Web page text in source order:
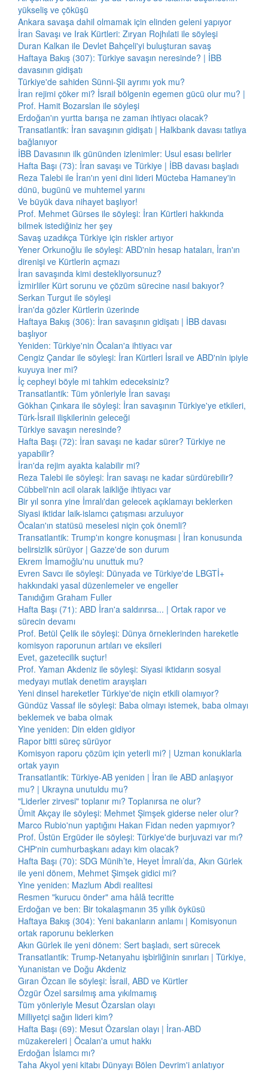
yükseliş ve çöküşü
Ankara savaşa dahil olmamak için elinden geleni yapıyor
İran Savaşı ve Irak Kürtleri: Zıryan Rojhılati ile söyleşi
Duran Kalkan ile Devlet Bahçeli'yi buluşturan savaş
Haftaya Bakış (307): Türkiye savaşın neresinde? | İBB
davasının gidişatı
Türkiye'de sahiden Sünni-Şii ayrımı yok mu?
İran rejimi çöker mi? İsrail bölgenin egemen gücü olur mu? |
Prof. Hamit Bozarslan ile söyleşi
Erdoğan'ın yurtta barışa ne zaman ihtiyacı olacak?
Transatlantik: İran savaşının gidişatı | Halkbank davası tatlıya
bağlanıyor
İBB Davasının ilk gününden izlenimler: Usul esası belirler
Hafta Başı (73): İran savaşı ve Türkiye | İBB davası başladı
Reza Talebi ile İran'ın yeni dini lideri Mücteba Hamaney'in
dünü, bugünü ve muhtemel yarını
Ve büyük dava nihayet başlıyor!
Prof. Mehmet Gürses ile söyleşi: İran Kürtleri hakkında
bilmek istediğiniz her şey
Savaş uzadıkça Türkiye için riskler artıyor
Yener Orkunoğlu ile söyleşi: ABD'nin hesap hataları, İran'ın
direnişi ve Kürtlerin açmazı
İran savaşında kimi destekliyorsunuz?
İzmirliler Kürt sorunu ve çözüm sürecine nasıl bakıyor?
Serkan Turgut ile söyleşi
İran'da gözler Kürtlerin üzerinde
Haftaya Bakış (306): İran savaşının gidişatı | İBB davası
başlıyor
Yeniden: Türkiye'nin Öcalan'a ihtiyacı var
Cengiz Çandar ile söyleşi: İran Kürtleri İsrail ve ABD'nin ipiyle
kuyuya iner mi?
İç cepheyi böyle mi tahkim edeceksiniz?
Transatlantik: Tüm yönleriyle İran savaşı
Gökhan Çınkara ile söyleşi: İran savaşının Türkiye'ye etkileri,
Türk-İsrail ilişkilerinin geleceği
Türkiye savaşın neresinde?
Hafta Başı (72): İran savaşı ne kadar sürer? Türkiye ne
yapabilir?
İran'da rejim ayakta kalabilir mi?
Reza Talebi ile söyleşi: İran savaşı ne kadar sürdürebilir?
Cübbeli'nin acil olarak laikliğe ihtiyacı var
Bir yıl sonra yine İmralı'dan gelecek açıklamayı beklerken
Siyasi iktidar laik-islamcı çatışması arzuluyor
Öcalan'ın statüsü meselesi niçin çok önemli?
Transatlantik: Trump'ın kongre konuşması | İran konusunda
belirsizlik sürüyor | Gazze'de son durum
Ekrem İmamoğlu'nu unuttuk mu?
Evren Savcı ile söyleşi: Dünyada ve Türkiye'de LBGTİ+
hakkındaki yasal düzenlemeler ve engeller
Tanıdığım Graham Fuller
Hafta Başı (71): ABD İran'a saldırırsa... | Ortak rapor ve
sürecin devamı
Prof. Betül Çelik ile söyleşi: Dünya örneklerinden hareketle
komisyon raporunun artıları ve eksileri
Evet, gazetecilik suçtur!
Prof. Yaman Akdeniz ile söyleşi: Siyasi iktidarın sosyal
medyayı mutlak denetim arayışları
Yeni dinsel hareketler Türkiye'de niçin etkili olamıyor?
Gündüz Vassaf ile söyleşi: Baba olmayı istemek, baba olmayı
beklemek ve baba olmak
Yine yeniden: Din elden gidiyor
Rapor bitti süreç sürüyor
Komisyon raporu çözüm için yeterli mi? | Uzman konuklarla
ortak yayın
Transatlantik: Türkiye-AB yeniden | İran ile ABD anlaşıyor
mu? | Ukrayna unutuldu mu?
"Liderler zirvesi" toplanır mı? Toplanırsa ne olur?
Ümit Akçay ile söyleşi: Mehmet Şimşek giderse neler olur?
Marco Rubio'nun yaptığını Hakan Fidan neden yapmıyor?
Prof. Üstün Ergüder ile söyleşi: Türkiye'de burjuvazi var mı?
CHP'nin cumhurbaşkanı adayı kim olacak?
Hafta Başı (70): SDG Münih’te, Heyet İmralı’da, Akın Gürlek
ile yeni dönem, Mehmet Şimşek gidici mi?
Yine yeniden: Mazlum Abdi realitesi
Resmen "kurucu önder" ama hâlâ tecritte
Erdoğan ve ben: Bir tokalaşmanın 35 yıllık öyküsü
Haftaya Bakış (304): Yeni bakanların anlamı | Komisyonun
ortak raporunu beklerken
Akın Gürlek ile yeni dönem: Sert başladı, sert sürecek
Transatlantik: Trump-Netanyahu işbirliğinin sınırları | Türkiye,
Yunanistan ve Doğu Akdeniz
Gıran Özcan ile söyleşi: İsrail, ABD ve Kürtler
Özgür Özel sarsılmış ama yıkılmamış
Tüm yönleriyle Mesut Özarslan olayı
Milliyetçi sağın lideri kim?
Hafta Başı (69): Mesut Özarslan olayı | İran-ABD
müzakereleri | Öcalan'a umut hakkı
Erdoğan İslamcı mı?
Taha Akyol yeni kitabı Dünyayı Bölen Devrim'i anlatıyor